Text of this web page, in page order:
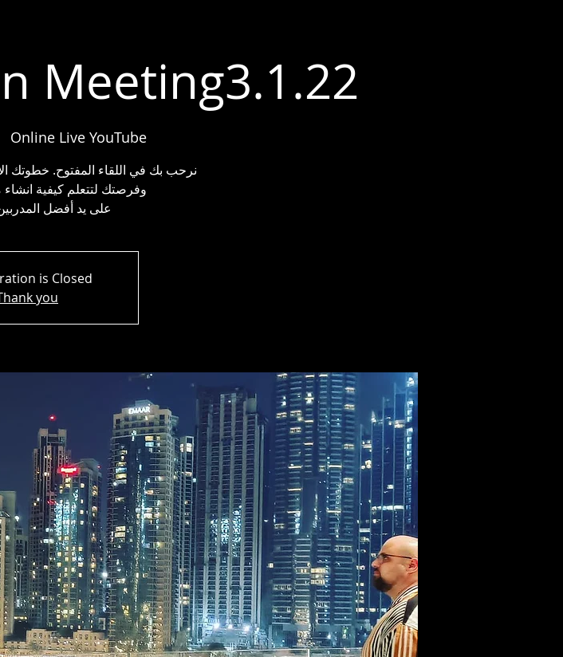
Meeting3.1.22
Online Live YouTube
نرحب بك في اللقاء المفتوح. خطوتك
وفرصتك لتتعلم كيفية
على يد أفضل
is Closed
you